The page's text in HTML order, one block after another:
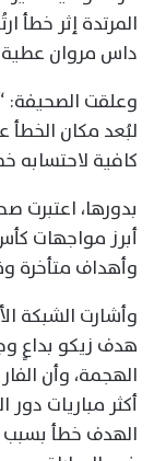
المرتدة إثر خطأ
داس مروان عطية
وعلقت الصحيفة:
لبُعد مكان الخطأ
كافية لاحتسابه
وأهداف متأخرة
هدف زيكو بداعٍ
الهجمة، وأن
أكثر مباريات دور
الهدف خطأ